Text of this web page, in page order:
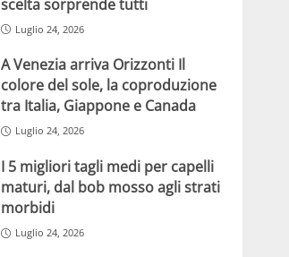
scelta sorprende tutti
Luglio 24, 2026
A Venezia arriva Orizzonti Il
colore del sole, la coproduzione
tra Italia, Giappone e Canada
Luglio 24, 2026
I 5 migliori tagli medi per capelli
maturi, dal bob mosso agli strati
morbidi
Luglio 24, 2026